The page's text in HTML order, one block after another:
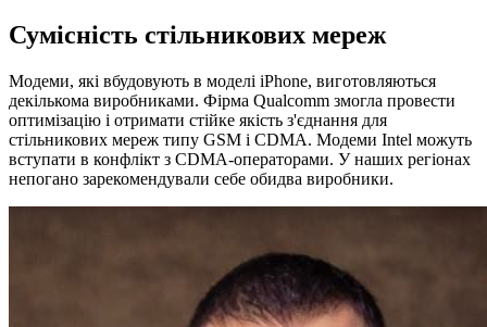
Сумісність стільникових мереж
Модеми, які вбудовують в моделі iPhone, виготовляються
декількома виробниками. Фірма Qualcomm змогла провести
оптимізацію і отримати стійке якість з'єднання для
стільникових мереж типу GSM і CDMA. Модеми Intel можуть
вступати в конфлікт з CDMA-операторами. У наших регіонах
непогано зарекомендували себе обидва виробники.